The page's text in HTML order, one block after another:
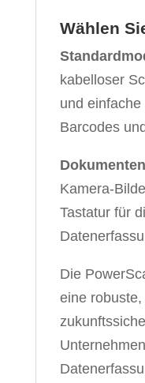
Wählen
kabelloser
und
Barcodes
Kamera-
Tastatur für
Die
eine